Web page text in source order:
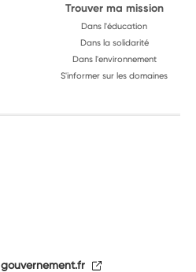
Trouver ma mission
Dans l'éducation
Dans la solidarité
Dans l'environnement
S'informer sur les domaines
gouvernement.fr